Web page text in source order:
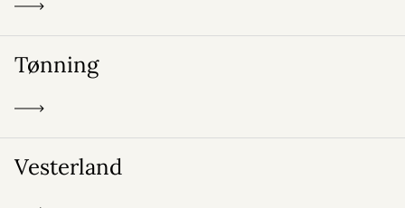
Tønning
Vesterland